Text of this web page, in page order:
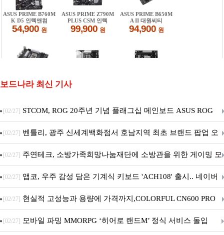
보드나라 최신 기사
[02/27] STCOM, ROG 20주년 기념 플래그십 메인보드 ASUS ROG
Crosshair X870E EDITION 20 국내 출시 예정
[02/27] 벤틀리, 광주 신세계백화점서 호남지역 최초 브랜드 팝업 오
픈
[02/27] 주연테크, 소방가족희망나눔재단에 소방관을 위한 게이밍 모
니터·스마트 펫 침대 기부
[02/27] 앱코, 우주 감성 담은 기계식 키보드 'ACH108' 출시.. 네이버
브랜드데이 기획전 진행
[02/27] 현실적 고성능과 용량에 가격까지,COLORFUL CN600 PRO
M.2 NVMe 디앤디컴 1TB
[02/27] 모바일 파밍 MMORPG ‘히어로 랜드M’ 정식 서비스 돌입